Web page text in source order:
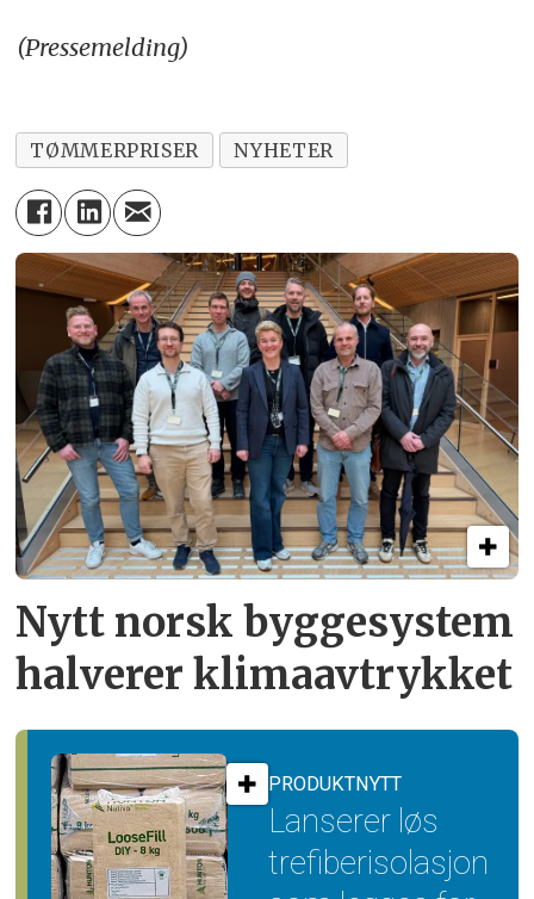
(Pressemelding)
TØMMERPRISER NYHETER
Nytt norsk byggesystem
halverer klimaavtrykket
PRODUKTNYTT
Lanserer løs
trefiber­isolasjon